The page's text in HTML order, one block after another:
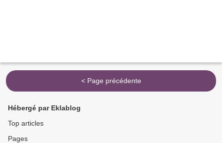
< Page précédente
Hébergé par Eklablog
Top articles
Pages